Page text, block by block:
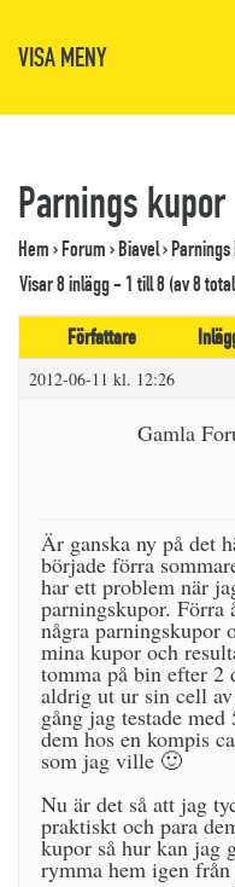
VISA MENY
Parnings kupor
Hem›Forum›Biavel›
Visar 8 inlägg - 1 till 8 (av 8
Författare
2012-06-11 kl. 12:26
Gamla
Är ganska ny på det
började förra
har ett problem när
parningskupor. Förra
några parningskupor
mina kupor och
tomma på bin efter 2
aldrig ut ur sin cell
gång jag testade
dem hos en kompis
som jag ville 🙂
Nu är det så att jag
praktiskt och para
kupor så hur kan jag
rymma hem igen